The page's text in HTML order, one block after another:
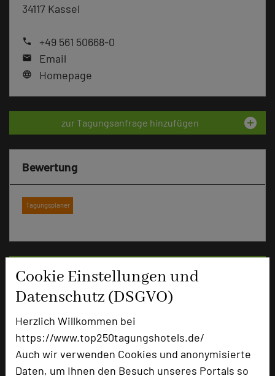
Cookie Einstellungen und
Datenschutz (DSGVO)
Herzlich Willkommen bei
https://www.top250tagungshotels.de/
Auch wir verwenden Cookies und anonymisierte
Daten, um Ihnen den Besuch unseres Portals so
34117 Kassel
phone +49 561 50668-0
mail Email
language Homepage
zur Tagungsanfrage hinzufügen add_circle
Bewertung
Tagungsplaner
Max. Tagungskapazität (Personen)